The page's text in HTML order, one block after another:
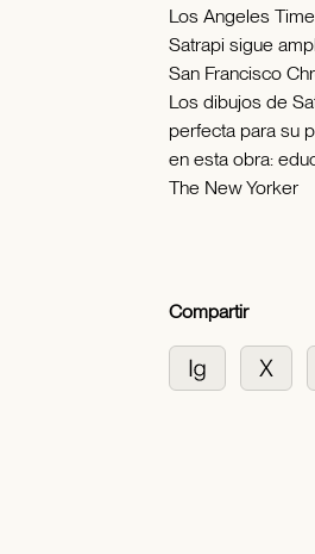
Los Angeles
Satrapi sigue
San Francisco
Los dibujos de
perfecta para su
en esta obra:
The New Yorker
Compartir